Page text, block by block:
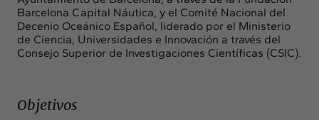
Barcelona Capital Náutica, y el Comité Nacional del
Decenio Oceánico Español, liderado por el Ministerio
de Ciencia, Universidades e Innovación a través del
Consejo Superior de Investigaciones Científicas (CSIC).
Objetivos